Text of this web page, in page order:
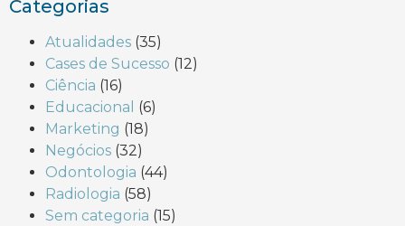
Categorias
Atualidades (35)
Cases de Sucesso (12)
Ciência (16)
Educacional (6)
Marketing (18)
Negócios (32)
Odontologia (44)
Radiologia (58)
Sem categoria (15)